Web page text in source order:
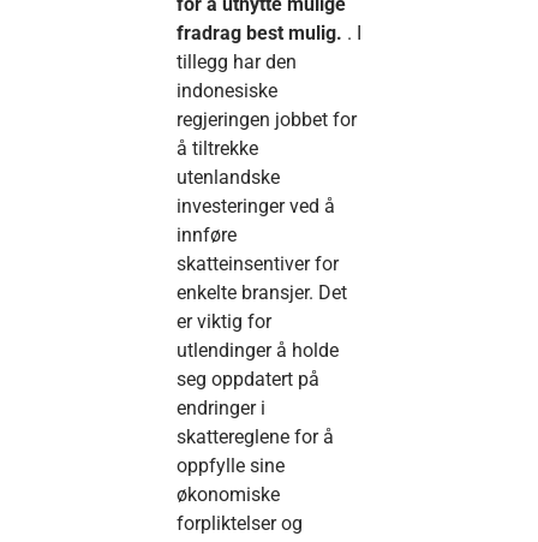
fradrag best mulig. . I
tillegg har den
indonesiske
regjeringen jobbet for
å tiltrekke
utenlandske
investeringer ved å
innføre
skatteinsentiver for
enkelte bransjer. Det
er viktig for
utlendinger å holde
seg oppdatert på
endringer i
skattereglene for å
oppfylle sine
økonomiske
forpliktelser og